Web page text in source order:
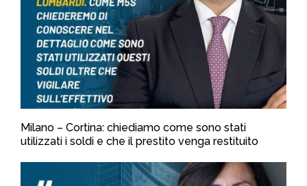
Milano – Cortina: chiediamo come sono stati
utilizzati i soldi e che il prestito venga restituito